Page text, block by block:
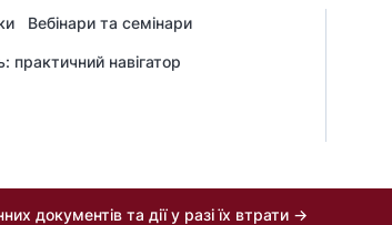
Вебінари та семінари
практичний навігатор
документів та дії у разі їх втрати →